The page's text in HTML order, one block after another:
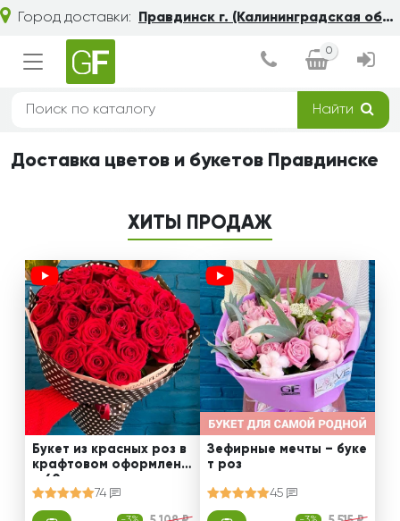
Город доставки: Правдинск г. (Калининградская область)
0
Найти
Доставка цветов и букетов Правдинске
ХИТЫ ПРОДАЖ
Букет из красных роз в
крафтовом оформлени
и 60 см
74
Зефирные мечты – буке
т роз
45